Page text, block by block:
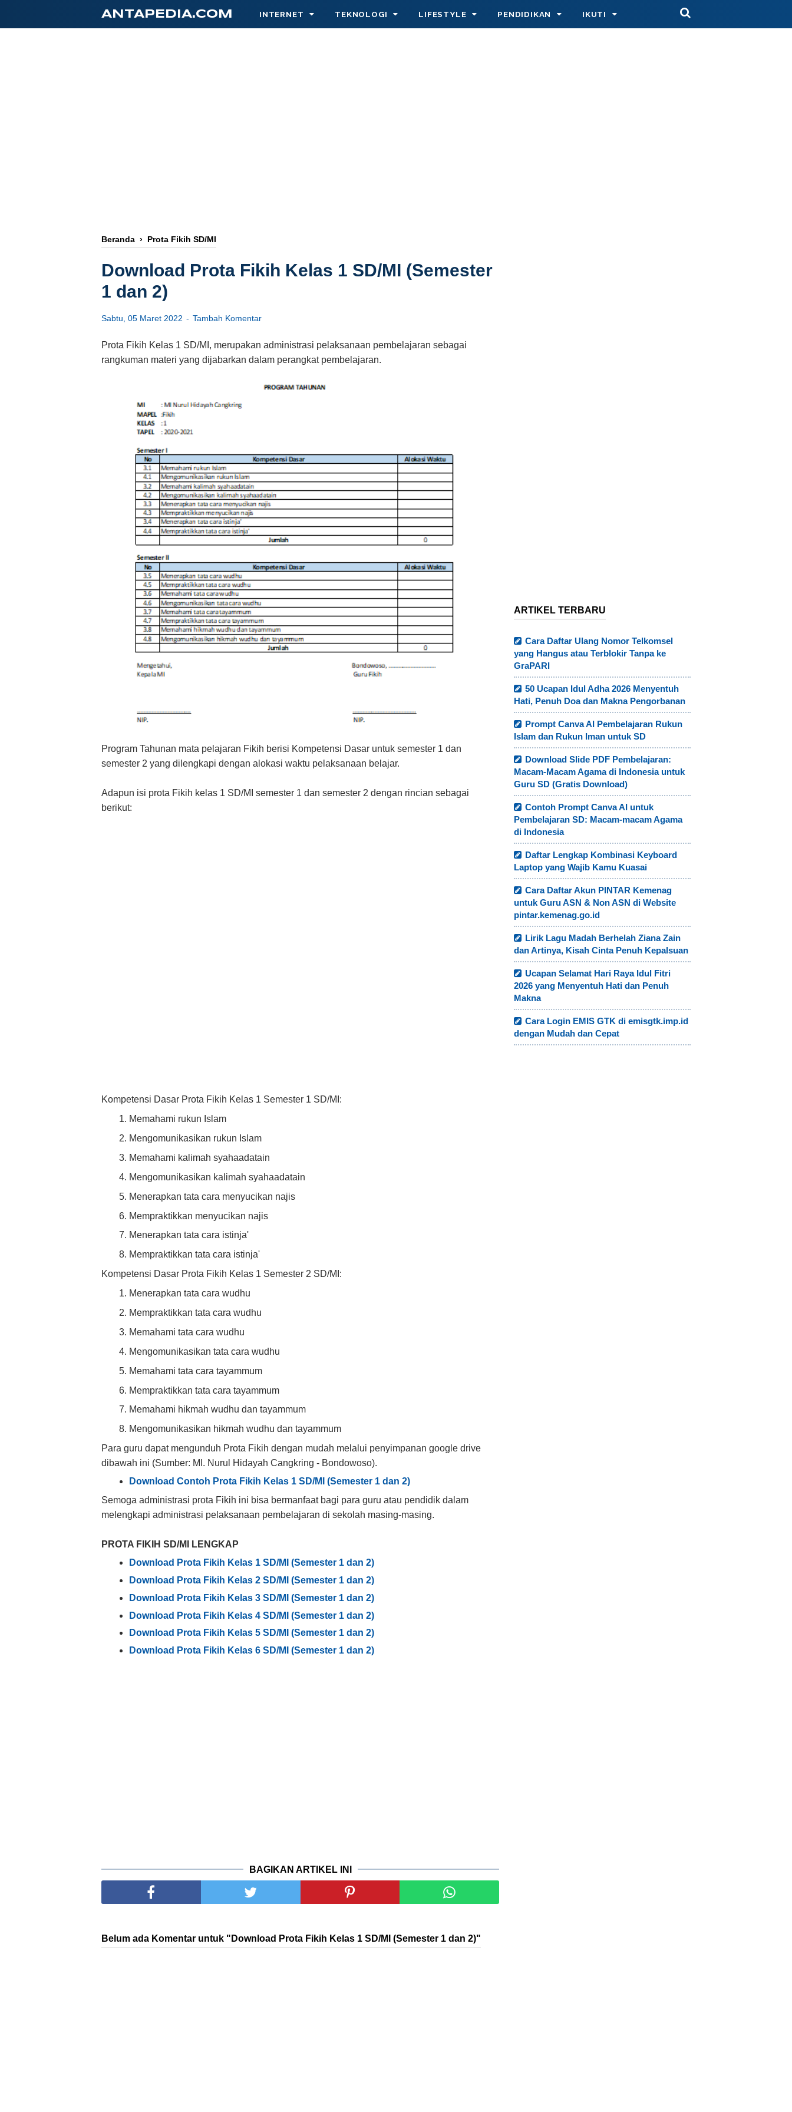
ANTAPEDIA.COM INTERNET TEKNOLOGI LIFESTYLE PENDIDIKAN IKUTI
Beranda › Prota Fikih SD/MI
Download Prota Fikih Kelas 1 SD/MI (Semester
1 dan 2)
Sabtu, 05 Maret 2022 Tambah Komentar
Prota Fikih Kelas 1 SD/MI, merupakan administrasi pelaksanaan pembelajaran sebagai
rangkuman materi yang dijabarkan dalam perangkat pembelajaran.
Program Tahunan mata pelajaran Fikih berisi Kompetensi Dasar untuk semester 1 dan
semester 2 yang dilengkapi dengan alokasi waktu pelaksanaan belajar.
Adapun isi prota Fikih kelas 1 SD/MI semester 1 dan semester 2 dengan rincian sebagai
berikut:
Kompetensi Dasar Prota Fikih Kelas 1 Semester 1 SD/MI:
Memahami rukun Islam
Mengomunikasikan rukun Islam
Memahami kalimah syahaadatain
Mengomunikasikan kalimah syahaadatain
Menerapkan tata cara menyucikan najis
Mempraktikkan menyucikan najis
Menerapkan tata cara istinja'
Mempraktikkan tata cara istinja'
Kompetensi Dasar Prota Fikih Kelas 1 Semester 2 SD/MI:
Menerapkan tata cara wudhu
Mempraktikkan tata cara wudhu
Memahami tata cara wudhu
Mengomunikasikan tata cara wudhu
Memahami tata cara tayammum
Mempraktikkan tata cara tayammum
Memahami hikmah wudhu dan tayammum
Mengomunikasikan hikmah wudhu dan tayammum
Para guru dapat mengunduh Prota Fikih dengan mudah melalui penyimpanan google drive
dibawah ini (Sumber: MI. Nurul Hidayah Cangkring - Bondowoso).
Download Contoh Prota Fikih Kelas 1 SD/MI (Semester 1 dan 2)
Semoga administrasi prota Fikih ini bisa bermanfaat bagi para guru atau pendidik dalam
melengkapi administrasi pelaksanaan pembelajaran di sekolah masing-masing.
PROTA FIKIH SD/MI LENGKAP
Download Prota Fikih Kelas 1 SD/MI (Semester 1 dan 2)
Download Prota Fikih Kelas 2 SD/MI (Semester 1 dan 2)
Download Prota Fikih Kelas 3 SD/MI (Semester 1 dan 2)
Download Prota Fikih Kelas 4 SD/MI (Semester 1 dan 2)
Download Prota Fikih Kelas 5 SD/MI (Semester 1 dan 2)
Download Prota Fikih Kelas 6 SD/MI (Semester 1 dan 2)
BAGIKAN ARTIKEL INI
Belum ada Komentar untuk "Download Prota Fikih Kelas 1 SD/MI (Semester 1 dan 2)"
ARTIKEL TERBARU
Cara Daftar Ulang Nomor Telkomsel
yang Hangus atau Terblokir Tanpa ke
GraPARI
50 Ucapan Idul Adha 2026 Menyentuh
Hati, Penuh Doa dan Makna Pengorbanan
Prompt Canva AI Pembelajaran Rukun
Islam dan Rukun Iman untuk SD
Download Slide PDF Pembelajaran:
Macam-Macam Agama di Indonesia untuk
Guru SD (Gratis Download)
Contoh Prompt Canva AI untuk
Pembelajaran SD: Macam-macam Agama
di Indonesia
Daftar Lengkap Kombinasi Keyboard
Laptop yang Wajib Kamu Kuasai
Cara Daftar Akun PINTAR Kemenag
untuk Guru ASN & Non ASN di Website
pintar.kemenag.go.id
Lirik Lagu Madah Berhelah Ziana Zain
dan Artinya, Kisah Cinta Penuh Kepalsuan
Ucapan Selamat Hari Raya Idul Fitri
2026 yang Menyentuh Hati dan Penuh
Makna
Cara Login EMIS GTK di emisgtk.imp.id
dengan Mudah dan Cepat